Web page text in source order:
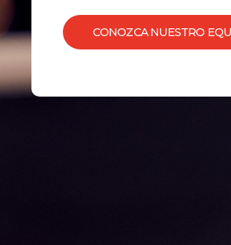
CONOZCA NUESTRO